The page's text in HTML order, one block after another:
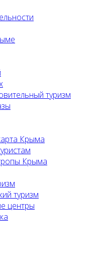
туризм
Крыма
Крыма
туризм
центры